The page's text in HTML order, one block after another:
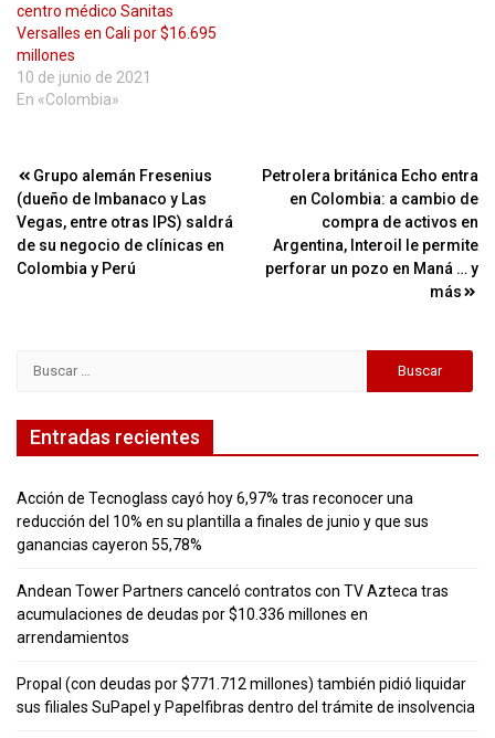
centro médico Sanitas
Versalles en Cali por $16.695
millones
10 de junio de 2021
En «Colombia»
Navegación
de
entradas
Grupo alemán Fresenius
(dueño de Imbanaco y Las
Vegas, entre otras IPS) saldrá
de su negocio de clínicas en
Colombia y Perú
Petrolera británica Echo entra
en Colombia: a cambio de
compra de activos en
Argentina, Interoil le permite
perforar un pozo en Maná … y
más
Entradas recientes
Acción de Tecnoglass cayó hoy 6,97% tras reconocer una
reducción del 10% en su plantilla a finales de junio y que sus
ganancias cayeron 55,78%
Andean Tower Partners canceló contratos con TV Azteca tras
acumulaciones de deudas por $10.336 millones en
arrendamientos
Propal (con deudas por $771.712 millones) también pidió liquidar
sus filiales SuPapel y Papelfibras dentro del trámite de insolvencia